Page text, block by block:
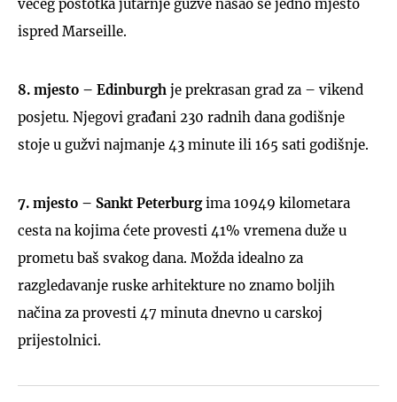
većeg postotka jutarnje gužve našao se jedno mjesto
ispred Marseille.
8. mjesto – Edinburgh je prekrasan grad za – vikend
posjetu. Njegovi građani 230 radnih dana godišnje
stoje u gužvi najmanje 43 minute ili 165 sati godišnje.
7. mjesto – Sankt Peterburgima 10949 kilometara
cesta na kojima ćete provesti 41% vremena duže u
prometu baš svakog dana. Možda idealno za
razgledavanje ruske arhitekture no znamo boljih
načina za provesti 47 minuta dnevno u carskoj
prijestolnici.